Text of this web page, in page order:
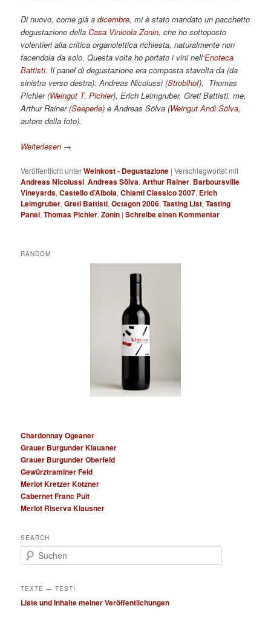
Di nuovo, come già adicembre, mi è stato mandato un pacchetto
degustazione dellaCasa Vinicola Zonin, che ho sottoposto
volentieri alla critica organolettica richiesta, naturalmente non
facendola da solo. Questa volta ho portato i vini nell‘Enoteca
Battisti.Il panel di degustazione era composta stavolta da (da
sinistra verso destra): Andreas Nicolussi (Stroblhof), Thomas
Pichler (Weingut T. Pichler), Erich Leimgruber, Greti Battisti, me,
Arthur Rainer (Seeperle) e Andreas Sölva (Weingut Andi Sölva,
autore della foto).
Weiterlesen →
Veröffentlicht unterWeinkost - Degustazione |Verschlagwortet mit
Andreas Nicolussi,Andreas Sölva,Arthur Rainer, Barboursville
Vineyards,Castello d’Albola,Chianti Classico 2007, Erich
Leimgruber,Greti Battisti,Octagon 2006,Tasting List,Tasting
Panel,Thomas Pichler,Zonin |Schreibe einen Kommentar
RANDOM
Chardonnay Ogeaner
Grauer Burgunder Klausner
Grauer Burgunder Oberfeld
Gewürztraminer Feld
Merlot Kretzer Kotzner
Cabernet Franc Puit
Merlot Riserva Klausner
SEARCH
u
h
n
TEXTE — TESTI
Liste und Inhalte meiner Veröffentlichungen